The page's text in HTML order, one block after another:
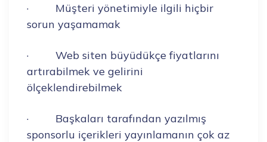
· Müşteri yönetimiyle ilgili hiçbir
sorun yaşamamak
· Web siten büyüdükçe fiyatlarını
artırabilmek ve gelirini
ölçeklendirebilmek
· Başkaları tarafından yazılmış
sponsorlu içerikleri yayınlamanın çok az